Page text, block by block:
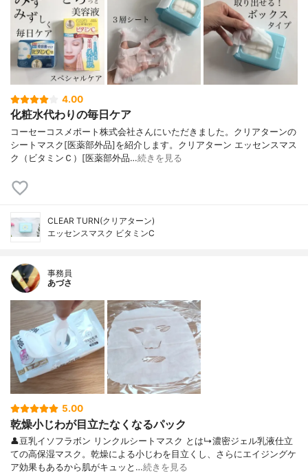
4.00
化粧水代わりの毎日ケア
コーセーコスメポート株式会社さんにいただきました。クリアターンの
シートマスク[医薬部外品]を紹介します。クリアターン エッセンスマス
ク（ビタミンＣ）[医薬部外品…続きを見る
CLEAR TURN(クリアターン)
エッセンスマスク ビタミンC
事務員
あづさ
5.00
乾燥小じわが目立たなくなるパック
👤豆乳イソフラボン リンクルシートマスク とは↳濃密ジェル乳液仕立
ての高保湿マスク。乾燥による小じわを目立くし、さらにエイジングケ
ア効果もあるから肌がキュッと…続きを見る